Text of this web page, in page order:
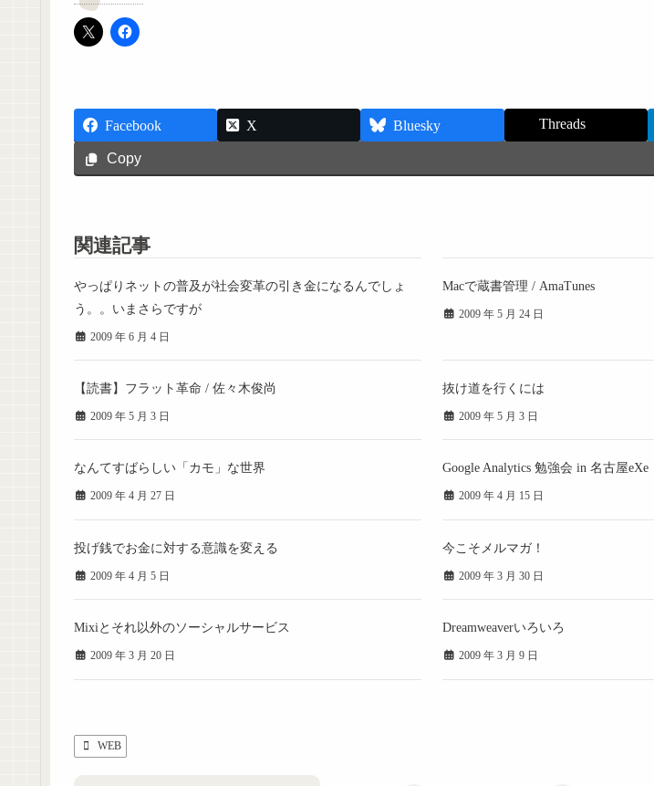
Facebook X Bluesky Threads
Copy
関連記事
やっぱりネットの普及が社会変革の引き金になるんでしょ
う。。いまさらですが
2009 年 6 月 4 日
Macで蔵書管理 / AmaTunes
2009 年 5 月 24 日
【読書】フラット革命 / 佐々木俊尚
2009 年 5 月 3 日
抜け道を行くには
2009 年 5 月 3 日
なんてすばらしい「カモ」な世界
2009 年 4 月 27 日
Google Analytics 勉強会 in 名古屋eXe
2009 年 4 月 15 日
投げ銭でお金に対する意識を変える
2009 年 4 月 5 日
今こそメルマガ！
2009 年 3 月 30 日
Mixiとそれ以外のソーシャルサービス
2009 年 3 月 20 日
Dreamweaverいろいろ
2009 年 3 月 9 日
WEB